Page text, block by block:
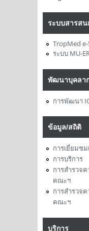
ระบบสารสน
TropMed
ระบบ MU-
พัฒนาบุคลา
การพัฒนา
ข้อมูล/สถิติ
การเยี่ยมช
การบริการ
การสำรวจ
คณะฯ
การสำรวจ
คณะฯ
บริการ